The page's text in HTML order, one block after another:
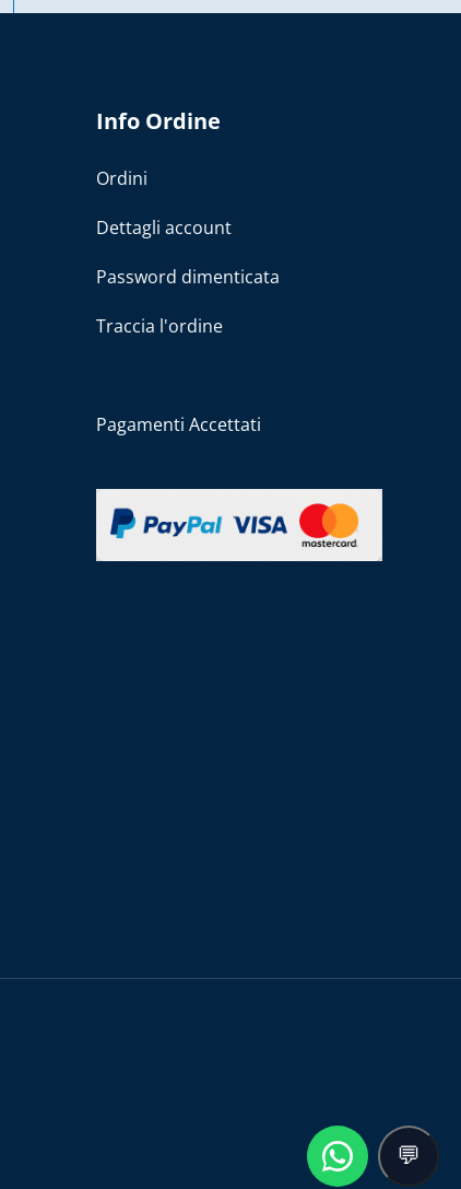
Info Ordine
Ordini
Dettagli account
Password dimenticata
Traccia l'ordine
Pagamenti Accettati